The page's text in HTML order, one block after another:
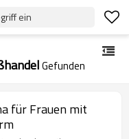
ein
Gefunden
für Frauen mit